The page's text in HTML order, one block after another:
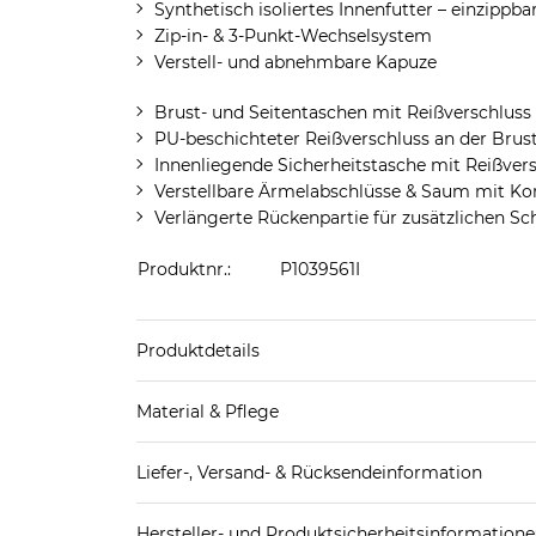
Synthetisch isoliertes Innenfutter – einzippbar
Zip-in- & 3-Punkt-Wechselsystem
Verstell- und abnehmbare Kapuze
Brust- und Seitentaschen mit Reißverschluss
PU-beschichteter Reißverschluss an der
Innenliegende Sicherheitstasche mit
Verstellbare Ärmelabschlüsse & Saum mit
Verlängerte Rückenpartie für zusätzlichen
Produktnr.: P1039561I
Produktdetails
Material & Pflege
Obermaterial 2: 100% Polyamid
Wattierung: 85% Polyester (recycelt), 15%
Liefer-, Versand- & Rücksendeinformation